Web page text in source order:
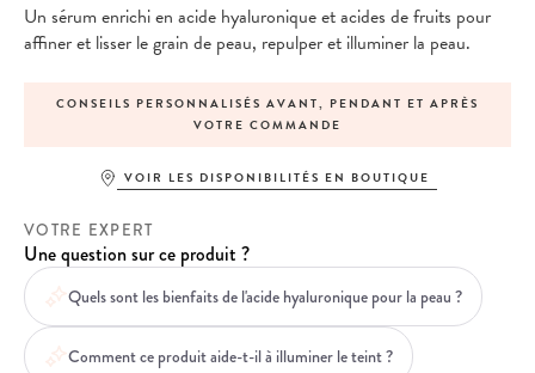
Un sérum enrichi en acide hyaluronique et acides de fruits pour
affiner et lisser le grain de peau, repulper et illuminer la peau.
PENDANT ET APRÈS
EXPÉDITION LE JOUR-MÊME POUR
VOIR LES DISPONIBILITÉS EN BOUTIQUE
VOTRE EXPERT
Une question sur ce produit ?
Quels sont les bienfaits de l'acide hyaluronique pour la peau ?
Comment ce produit aide-t-il à illuminer le teint ?